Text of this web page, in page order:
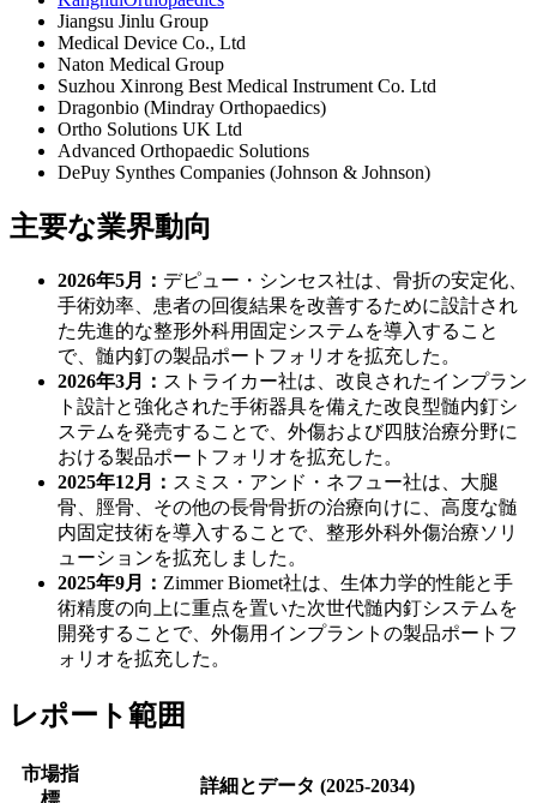
Jiangsu Jinlu Group
Medical Device Co., Ltd
Naton Medical Group
Suzhou Xinrong Best Medical Instrument Co. Ltd
Dragonbio (Mindray Orthopaedics)
Ortho Solutions UK Ltd
Advanced Orthopaedic Solutions
DePuy Synthes Companies (Johnson & Johnson)
主要な業界動向
2026年5月： デピュー・シンセス社は、骨折の安定化、
手術効率、患者の回復結果を改善するために設計され
た先進的な整形外科用固定システムを導入すること
で、髄内釘の製品ポートフォリオを拡充した。
2026年3月： ストライカー社は、改良されたインプラン
ト設計と強化された手術器具を備えた改良型髄内釘シ
ステムを発売することで、外傷および四肢治療分野に
おける製品ポートフォリオを拡充した。
2025年12月： スミス・アンド・ネフュー社は、大腿
骨、脛骨、その他の長骨骨折の治療向けに、高度な髄
内固定技術を導入することで、整形外科外傷治療ソリ
ューションを拡充しました。
2025年9月： Zimmer Biomet社は、生体力学的性能と手
術精度の向上に重点を置いた次世代髄内釘システムを
開発することで、外傷用インプラントの製品ポートフ
ォリオを拡充した。
レポート範囲
市場指
詳細とデータ (2025-2034)